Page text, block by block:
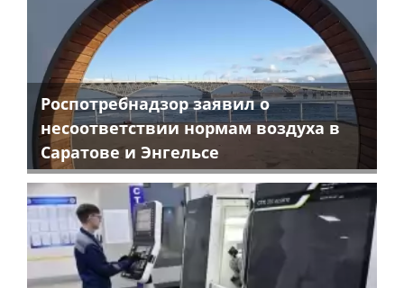
Роспотребнадзор заявил о
несоответствии нормам воздуха в
Саратове и Энгельсе